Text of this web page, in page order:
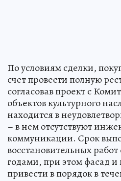
По условиям сделки,
счет провести полную
согласовав проект с
объектов культурного
находится в
– в нем отсутствуют
коммуникации. Срок
восстановительных
годами, при этом фасад
привести в порядок в